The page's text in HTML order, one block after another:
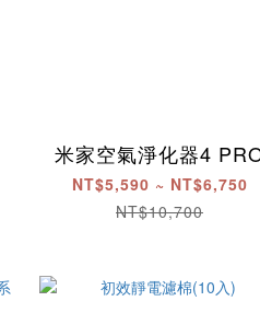
米家空氣淨化器4
NT$5,590 ~ NT$6,750
NT$10,700